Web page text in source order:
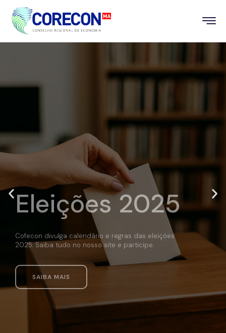
Eleições 2025
Cofecon divulga calendário e regras das eleições
2025. Saiba tudo no nosso site e participe.